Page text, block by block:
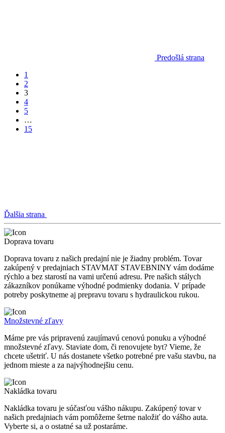
Predošlá strana
1
2
3
4
5
…
15
Ďalšia strana
Doprava tovaru
Doprava tovaru z našich predajní nie je žiadny problém. Tovar
zakúpený v predajniach STAVMAT STAVEBNINY vám dodáme
rýchlo a bez starostí na vami určenú adresu. Pre našich stálych
zákazníkov ponúkame výhodné podmienky dodania. V prípade
potreby poskytneme aj prepravu tovaru s hydraulickou rukou.
Množstevné zľavy
Máme pre vás pripravenú zaujímavú cenovú ponuku a výhodné
množstevné zľavy. Staviate dom, či renovujete byt? Vieme, že
chcete ušetriť. U nás dostanete všetko potrebné pre vašu stavbu, na
jednom mieste a za najvýhodnejšiu cenu.
Nakládka tovaru
Nakládka tovaru je súčasťou vášho nákupu. Zakúpený tovar v
našich predajniach vám pomôžeme šetrne naložiť do vášho auta.
Vyberte si, a o ostatné sa už postaráme.